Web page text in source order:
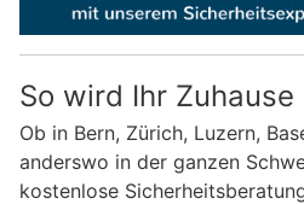
So wird Ihr
Ob in Bern, Zürich, Luzern,
anderswo in der ganzen
kostenlose